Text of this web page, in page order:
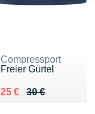
Compressport
Freier Gürtel
30 €
Au lieu de 30 €
25 €
Vendu 25 €